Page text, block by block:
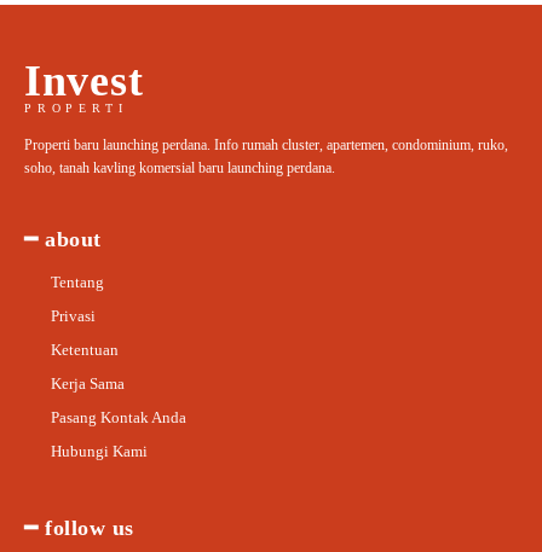
Invest
PROPERTI
Properti baru launching perdana. Info rumah cluster, apartemen, condominium, ruko,
soho, tanah kavling komersial baru launching perdana.
━ about
Tentang
Privasi
Ketentuan
Kerja Sama
Pasang Kontak Anda
Hubungi Kami
━ follow us